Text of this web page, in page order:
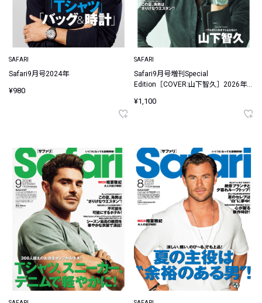
SAFARI
Safari9月号2024年
¥980
SAFARI
Safari9月号増刊Special
Edition［COVER:山下智久］2026年
¥1,100